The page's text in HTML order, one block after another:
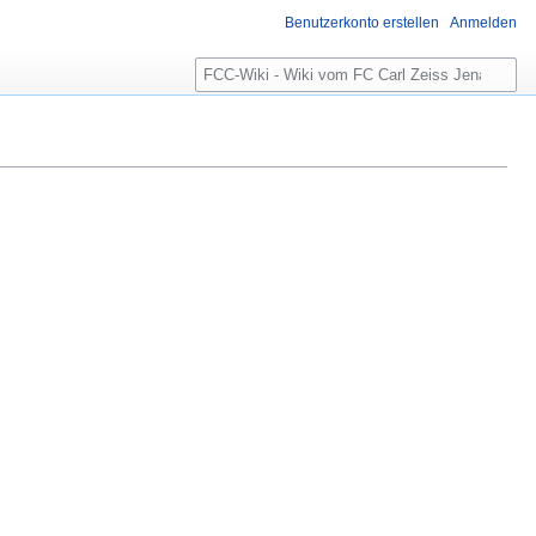
Benutzerkonto erstellen Anmelden
S
u
e